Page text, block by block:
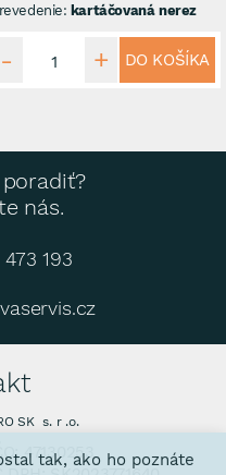
kartáčovaná nerez
DO KOŠÍKA
nás.
473 193
SK s. r .o.
47130253
tak, ako ho poznáte